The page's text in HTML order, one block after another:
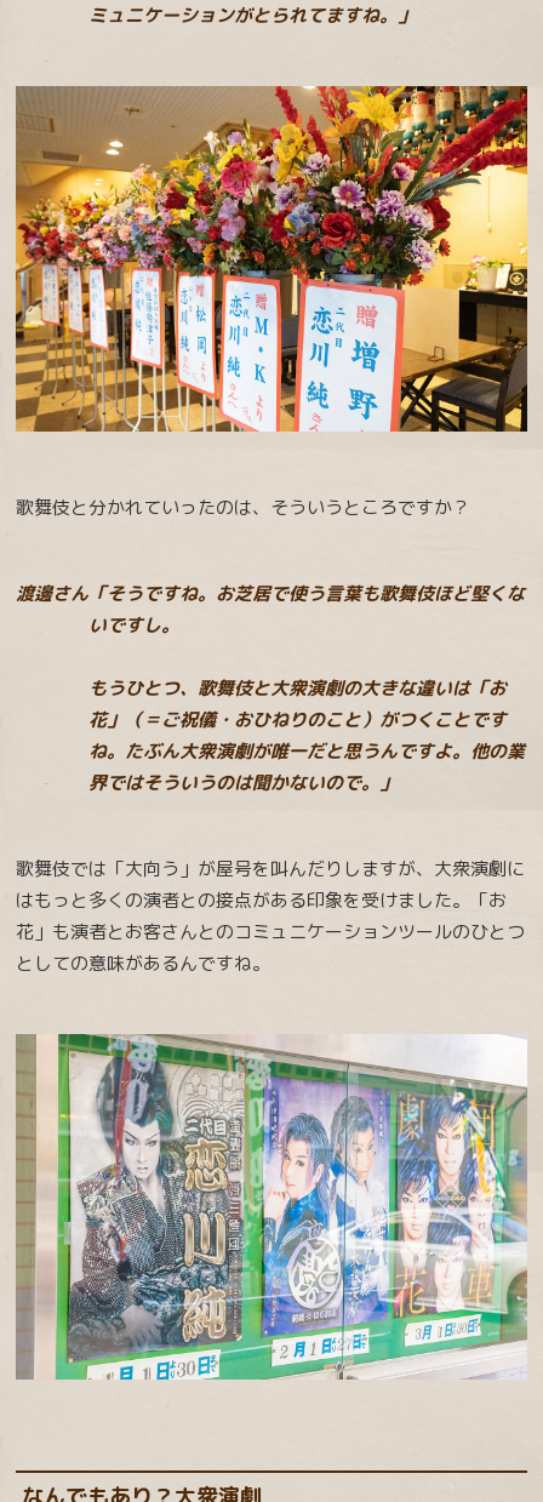
ミュニケーションがとられてますね。」
歌舞伎と分かれていったのは、そういうところですか？
渡邊さん「そうですね。お芝居で使う言葉も歌舞伎ほど堅くな
いですし。
もうひとつ、歌舞伎と大衆演劇の大きな違いは「お
花」（＝ご祝儀・おひねりのこと）がつくことです
ね。たぶん大衆演劇が唯一だと思うんですよ。他の業
界ではそういうのは聞かないので。」
歌舞伎では「大向う」が屋号を叫んだりしますが、大衆演劇に
はもっと多くの演者との接点がある印象を受けました。「お
花」も演者とお客さんとのコミュニケーションツールのひとつ
としての意味があるんですね。